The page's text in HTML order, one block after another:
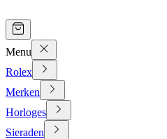
Menu
Rolex
Merken
Horloges
Sieraden